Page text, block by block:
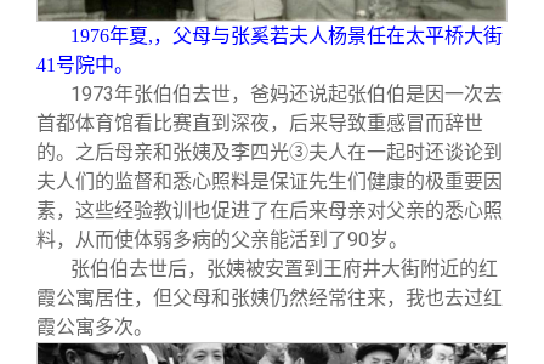
1976年夏,，父母与张奚若夫人杨景任在太平桥大街
41号院中。
1973年张伯伯去世，爸妈还说起张伯伯是因一次去
首都体育馆看比赛直到深夜，后来导致重感冒而辞世
的。之后母亲和张姨及李四光③夫人在一起时还谈论到
夫人们的监督和悉心照料是保证先生们健康的极重要因
素，这些经验教训也促进了在后来母亲对父亲的悉心照
料，从而使体弱多病的父亲能活到了90岁。
张伯伯去世后，张姨被安置到王府井大街附近的红
霞公寓居住，但父母和张姨仍然经常往来，我也去过红
霞公寓多次。